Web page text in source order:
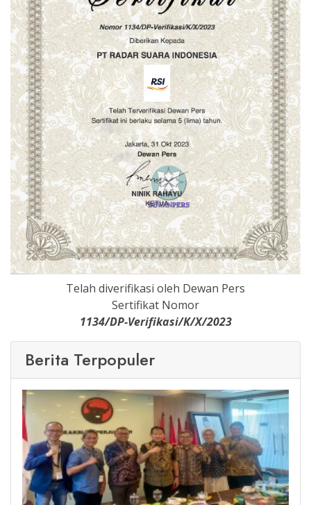
Telah diverifikasi oleh Dewan Pers
Sertifikat Nomor
1134/DP-Verifikasi/K/X/2023
Berita Terpopuler